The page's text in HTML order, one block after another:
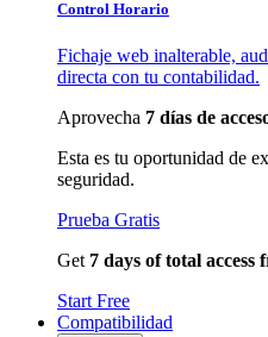
Control Horario
Fichaje web inalterable,
directa con tu contabilidad.
Aprovecha 7 días de
Esta es tu oportunidad de
seguridad.
Prueba Gratis
Get 7 days of total access
Start Free
Compatibilidad